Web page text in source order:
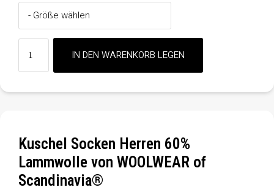
Kuschel Socken Herren 60%
Lammwolle von WOOLWEAR of
Scandinavia®